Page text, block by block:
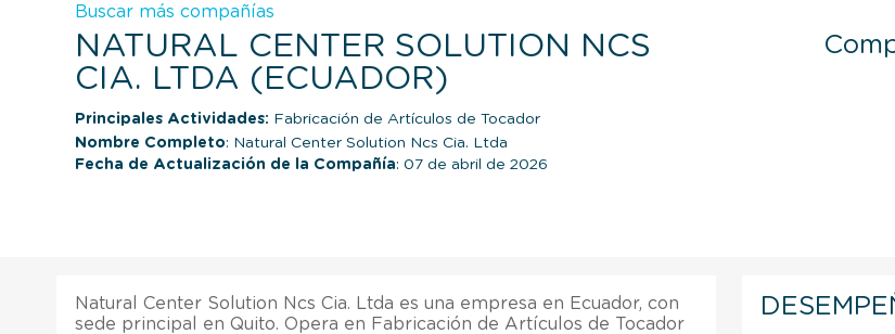
Buscar más compañías
NATURAL CENTER SOLUTION NCS
CIA. LTDA (ECUADOR)
Principales Actividades: Fabricación de Artículos de Tocador
Nombre Completo: Natural Center Solution Ncs Cia. Ltda
Fecha de Actualización de la Compañía: 07 de abril de 2026
Natural Center Solution Ncs Cia. Ltda es una empresa en Ecuador, con
sede principal en Quito. Opera en Fabricación de Artículos de Tocador